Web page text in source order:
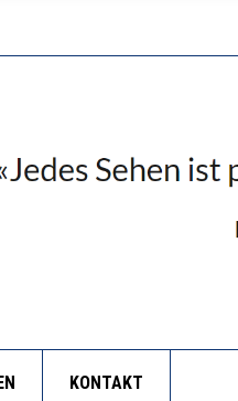
KONTAKT